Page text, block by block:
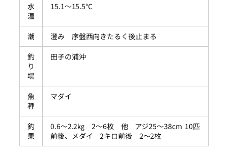
水
温
15.1～15.5℃
潮
澄み 序盤西向きたるく後止まる
釣
り
場
田子の浦沖
魚
種
マダイ
釣
果
0.6～2.2㎏ 2～6枚 他 アジ25～38cm 10匹
前後、メダイ 2キロ前後 2～2枚